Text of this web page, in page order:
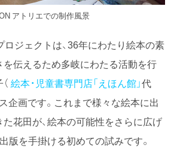
アトリエでの制作風景
ロジェクトは、36年にわたり絵本の素
伝えるため多岐にわたる活動を行
絵本・児童書専門店「えほん館」代
企画です。これまで様々な絵本に出
花田が、絵本の可能性をさらに広げ
版を手掛ける初めての試みです。